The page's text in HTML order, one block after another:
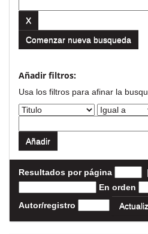
Comenzar nueva busqueda
Añadir filtros:
Usa los filtros para afinar la
Resultados por página
En orden
Autor/registro